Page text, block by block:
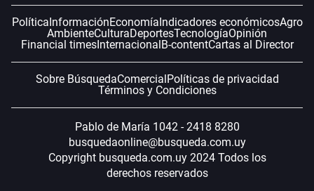
Política InformaciónEconomía Indicadores económicosAgro
AmbienteCulturaDeportesTecnologíaOpinión
Financial timesInternacional B-contentCartas al Director
Sobre BúsquedaComercial Políticas de privacidad
Términos y Condiciones
Pablo de María 1042 - 2418 8280
busquedaonline@busqueda.com.uy
Copyright busqueda.com.uy 2024 Todos los
derechos reservados